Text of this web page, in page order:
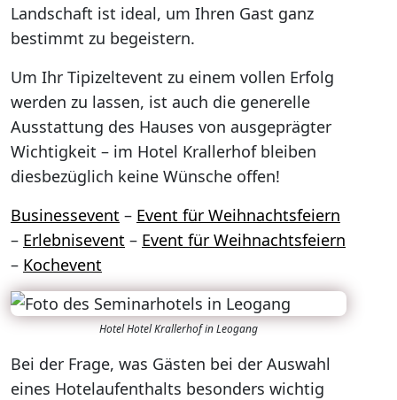
Landschaft ist ideal, um Ihren Gast ganz
bestimmt zu begeistern.
Um Ihr Tipizeltevent zu einem vollen Erfolg
werden zu lassen, ist auch die generelle
Ausstattung des Hauses von ausgeprägter
Wichtigkeit – im Hotel Krallerhof bleiben
diesbezüglich keine Wünsche offen!
Businessevent – Event für Weihnachtsfeiern
– Erlebnisevent – Event für Weihnachtsfeiern
– Kochevent
Hotel Hotel Krallerhof in Leogang
Bei der Frage, was Gästen bei der Auswahl
eines Hotelaufenthalts besonders wichtig